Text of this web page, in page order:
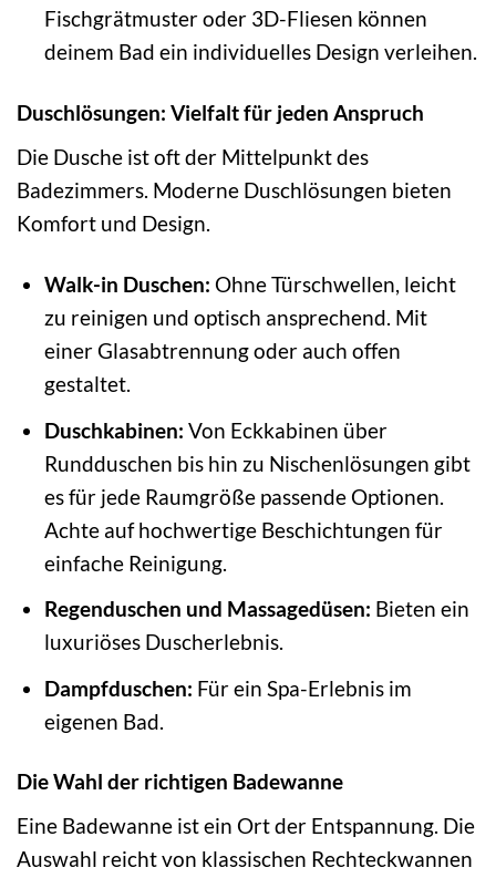
Fischgrätmuster oder 3D-Fliesen können
deinem Bad ein individuelles Design verleihen.
Duschlösungen: Vielfalt für jeden Anspruch
Die Dusche ist oft der Mittelpunkt des
Badezimmers. Moderne Duschlösungen bieten
Komfort und Design.
Walk-in Duschen: Ohne Türschwellen, leicht
zu reinigen und optisch ansprechend. Mit
einer Glasabtrennung oder auch offen
gestaltet.
Duschkabinen: Von Eckkabinen über
Rundduschen bis hin zu Nischenlösungen gibt
es für jede Raumgröße passende Optionen.
Achte auf hochwertige Beschichtungen für
einfache Reinigung.
Regenduschen und Massagedüsen: Bieten ein
luxuriöses Duscherlebnis.
Dampfduschen: Für ein Spa-Erlebnis im
eigenen Bad.
Die Wahl der richtigen Badewanne
Eine Badewanne ist ein Ort der Entspannung. Die
Auswahl reicht von klassischen Rechteckwannen